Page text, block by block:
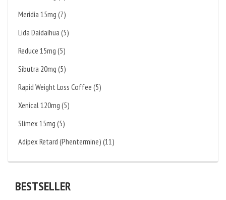
Meridia 15mg (7)
Lida Daidaihua (5)
Reduce 15mg (5)
Sibutra 20mg (5)
Rapid Weight Loss Coffee (5)
Xenical 120mg (5)
Slimex 15mg (5)
Adipex Retard (Phentermine) (11)
BESTSELLER